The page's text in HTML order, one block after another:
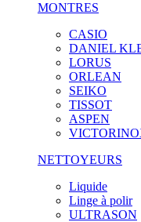
MONTRES
CASIO
DANIEL
LORUS
ORLEAN
SEIKO
TISSOT
ASPEN
NETTOYEURS
Liquide
Linge à polir
ULTRASON